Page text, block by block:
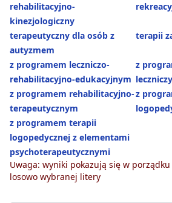
rehabilitacyjno-
kinezjologiczny
terapeutyczny dla osób z
autyzmem
terapii
z programem leczniczo-
rehabilitacyjno-edukacyjnym
z
z programem rehabilitacyjno-
terapeutycznym
z
z programem terapii
logopedycznej z elementami
psychoterapeutycznymi
Uwaga: wyniki pokazują się w
losowo wybranej litery